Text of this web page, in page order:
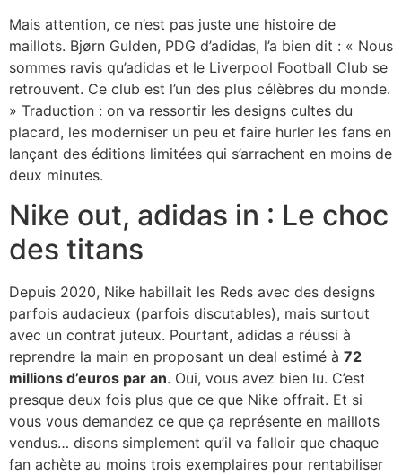
Mais attention, ce n’est pas juste une histoire de
maillots. Bjørn Gulden, PDG d’adidas, l’a bien dit : « Nous
sommes ravis qu’adidas et le Liverpool Football Club se
retrouvent. Ce club est l’un des plus célèbres du monde.
» Traduction : on va ressortir les designs cultes du
placard, les moderniser un peu et faire hurler les fans en
lançant des éditions limitées qui s’arrachent en moins de
deux minutes.
Nike out, adidas in : Le choc
des titans
Depuis 2020, Nike habillait les Reds avec des designs
parfois audacieux (parfois discutables), mais surtout
avec un contrat juteux. Pourtant, adidas a réussi à
reprendre la main en proposant un deal estimé à 72
millions d’euros par an. Oui, vous avez bien lu. C’est
presque deux fois plus que ce que Nike offrait. Et si
vous vous demandez ce que ça représente en maillots
vendus… disons simplement qu’il va falloir que chaque
fan achète au moins trois exemplaires pour rentabiliser